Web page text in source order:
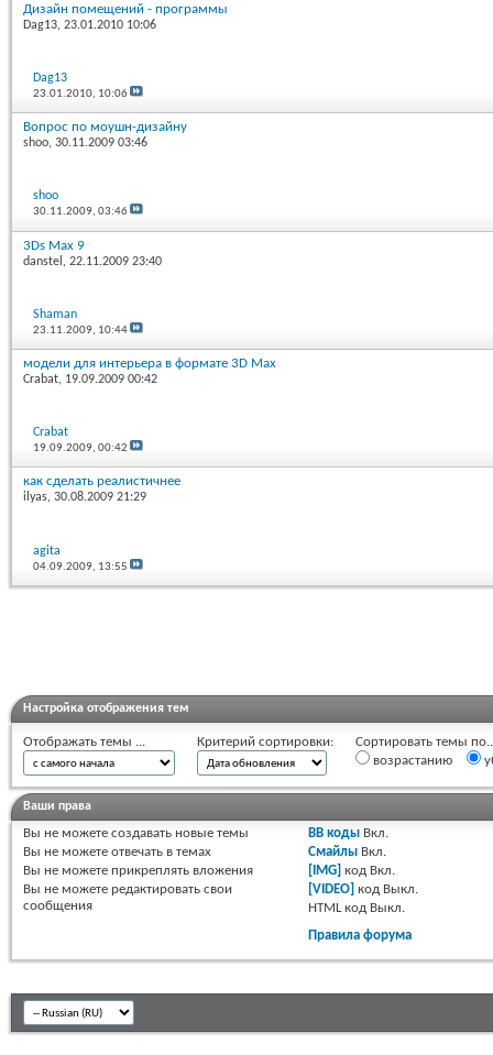
Дизайн помещений - программы
Dag13, 23.01.2010 10:06
Dag13
23.01.2010, 10:06
Вопрос по моушн-дизайну
shoo, 30.11.2009 03:46
shoo
30.11.2009,03:46
3Ds Max 9
danstel , 22.11.2009 23:40
Shaman
23.11.2009, 10:44
модели для интерьера в формате 3D Max
Crabat, 19.09.2009 00:42
Crabat
19.09.2009,00:42
как сделать реалистичнее
ilyas, 30.08.2009 21:29
agita
04.09.2009, 13:55
Настройка отображения тем
Отображать темы ... Критерий сортировки:
Сортировать темы
возрастанию
Ваши права
Вы не можете создавать новые темы
Вы не можете отвечать в темах
Вы не можете прикреплять вложения
Вы не можете редактировать свои
сообщения
BB коды Вкл.
Смайлы Вкл.
[IMG] код Вкл.
[VIDEO] код Выкл.
HTML код Выкл.
Правила форума